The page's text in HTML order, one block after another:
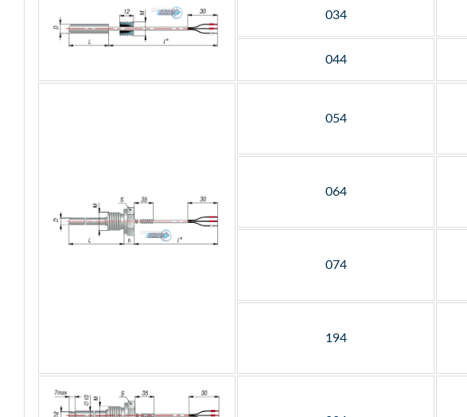
034
044
054
064
074
194